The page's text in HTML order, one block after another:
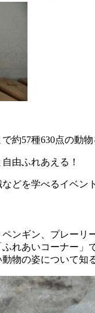
約57種630点の動物
由ふれあえる！
どを学べるイベン
ンギン、プレーリ
れあいコーナー」
物の姿について知